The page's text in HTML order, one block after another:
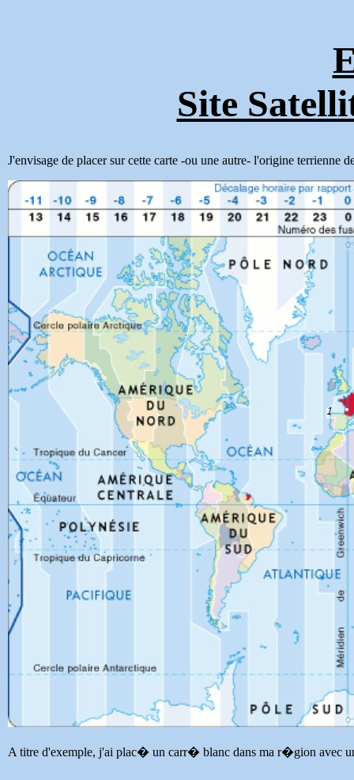
Site
J'envisage de placer sur cette carte -ou une autre- l'origine terrienne
A titre d'exemple, j'ai plac� un carr� blanc dans ma r�gion avec